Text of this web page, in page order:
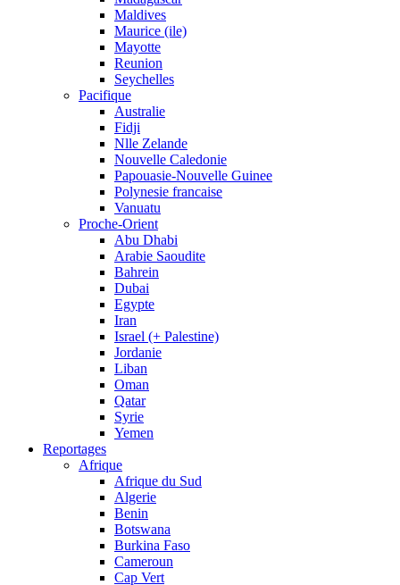
Maldives
Maurice (ile)
Mayotte
Reunion
Seychelles
Pacifique
Australie
Fidji
Nlle Zelande
Nouvelle Caledonie
Papouasie-Nouvelle Guinee
Polynesie francaise
Vanuatu
Proche-Orient
Abu Dhabi
Arabie Saoudite
Bahrein
Dubai
Egypte
Iran
Israel (+ Palestine)
Jordanie
Liban
Oman
Qatar
Syrie
Yemen
Reportages
Afrique
Afrique du Sud
Algerie
Benin
Botswana
Burkina Faso
Cameroun
Cap Vert